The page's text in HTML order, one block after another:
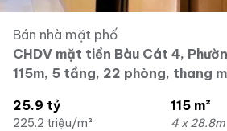
Bán nhà mặt phố
CHDV mặt tiền Bàu Cát 4,
115m, 5 tầng, 22 phòng, thang
25.9 tỷ
225.2 triệu/m²
115 m²
4 x 28.8m